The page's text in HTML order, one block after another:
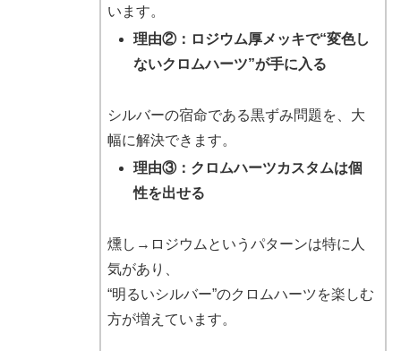
います。
理由②：ロジウム厚メッキで“変色し
ないクロムハーツ”が手に入る
シルバーの宿命である黒ずみ問題を、大
幅に解決できます。
理由③：クロムハーツカスタムは個
性を出せる
燻し→ロジウムというパターンは特に人
気があり、
“明るいシルバー”のクロムハーツを楽しむ
方が増えています。